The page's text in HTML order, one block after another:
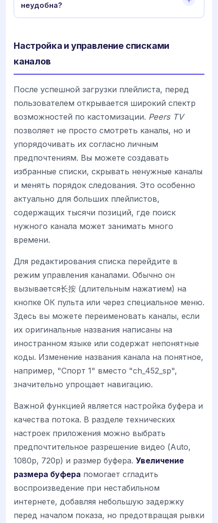
неудобна?
Настройка и управление списками
каналов
После успешной загрузки плейлиста, перед
пользователем открывается широкий спектр
возможностей по кастомизации. Peers TV
позволяет не просто смотреть каналы, но и
упорядочивать их согласно личным
предпочтениям. Вы можете создавать
избранные списки, скрывать ненужные каналы
и менять порядок следования. Это особенно
актуально для больших плейлистов,
содержащих тысячи позиций, где поиск
нужного канала может занимать много
времени.
Для редактирования списка перейдите в
режим управления каналами. Обычно он
вызывается长按 (длительным нажатием) на
кнопке ОК пульта или через специальное меню.
Здесь вы можете переименовать каналы, если
их оригинальные названия написаны на
иностранном языке или содержат непонятные
коды. Изменение названия канала на понятное,
например, "Спорт 1" вместо "ch_452_sp",
значительно упрощает навигацию.
Важной функцией является настройка буфера и
качества потока. В разделе технических
настроек приложения можно выбрать
предпочтительное разрешение видео (Auto,
1080p, 720p) и размер буфера. Увеличение
размера буфера помогает сгладить
воспроизведение при нестабильном
интернете, добавляя небольшую задержку
перед началом показа, но предотвращая рывки